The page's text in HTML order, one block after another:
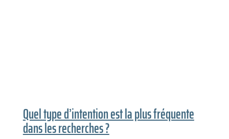
Quel type d’intention est la plus fréquente
dans les recherches ?